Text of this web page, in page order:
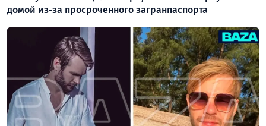
домой из-за просроченного загранпаспорта